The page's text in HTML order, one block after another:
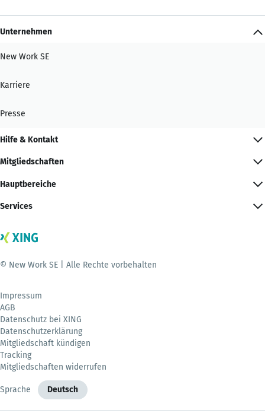
Unternehmen
New Work SE
Karriere
Presse
Hilfe & Kontakt
Mitgliedschaften
Hauptbereiche
Services
© New Work SE | Alle Rechte vorbehalten
Impressum
AGB
Datenschutz bei XING
Datenschutzerklärung
Mitgliedschaft kündigen
Tracking
Mitgliedschaften widerrufen
Sprache Deutsch